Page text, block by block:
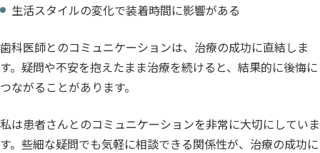
生活スタイルの変化で装着時間に影響がある
歯科医師とのコミュニケーションは、治療の成功に直結しま
す。疑問や不安を抱えたまま治療を続けると、結果的に後悔に
つながることがあります。
私は患者さんとのコミュニケーションを非常に大切にしていま
す。些細な疑問でも気軽に相談できる関係性が、治療の成功に